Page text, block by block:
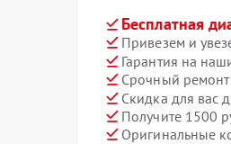
Бесплатная
Привезем и
Гарантия на
Срочный ремонт
Скидка для вас
Получите 1500
Оригинальные